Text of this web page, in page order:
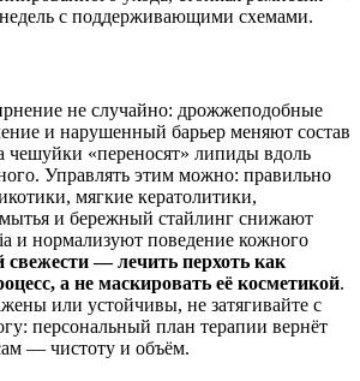
недель с поддерживающими схемами.
не случайно: дрожжеподобные
и нарушенный барьер меняют состав
чешуйки «переносят» липиды вдоль
Управлять этим можно: правильно
мягкие кератолитики,
мытья и бережный стайлинг снижают
и нормализуют поведение кожного
— лечить перхоть как
а не маскировать её косметикой.
или устойчивы, не затягивайте с
персональный план терапии вернёт
— чистоту и объём.